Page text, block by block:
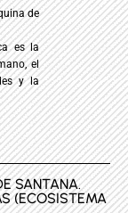
de
es la
el
y la
SANTANA.
(ECOSISTEMA